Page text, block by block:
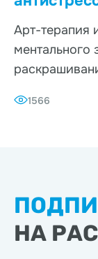
Арт-терапия
ментального
1566
НА